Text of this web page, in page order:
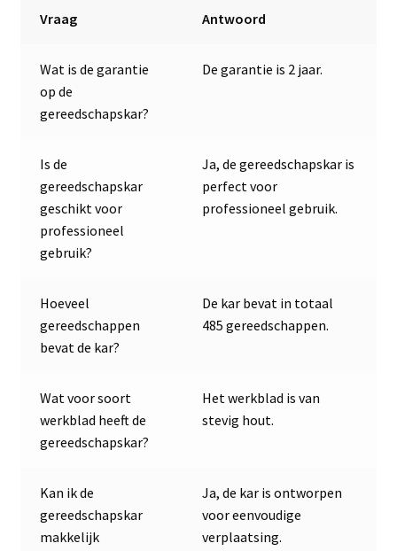
Vraag Antwoord
Wat is de garantie
op de
gereedschapskar?
De garantie is 2 jaar.
Is de
gereedschapskar
geschikt voor
professioneel
gebruik?
Ja, de gereedschapskar is
perfect voor
professioneel gebruik.
Hoeveel
gereedschappen
bevat de kar?
De kar bevat in totaal
485 gereedschappen.
Wat voor soort
werkblad heeft de
gereedschapskar?
Het werkblad is van
stevig hout.
Kan ik de
gereedschapskar
makkelijk
Ja, de kar is ontworpen
voor eenvoudige
verplaatsing.